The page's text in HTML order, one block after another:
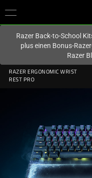
Du befindest dich aktuell
Razer Back-to-School
plus einen Bonus-
Razer
RAZER ERGONOMIC WRIST
REST PRO